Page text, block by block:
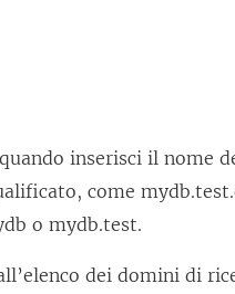
r
a
inserisci il nome
come
o mydb.test.
dei domini di